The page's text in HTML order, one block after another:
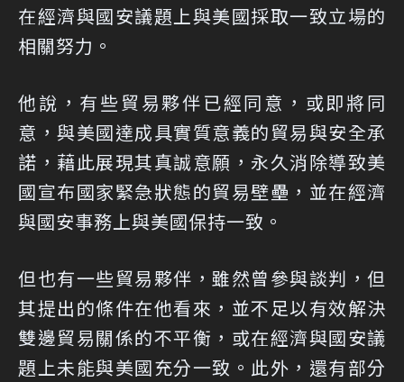
在經濟與國安議題上與美國採取一致立場的
相關努力。
他說，有些貿易夥伴已經同意，或即將同
意，與美國達成具實質意義的貿易與安全承
諾，藉此展現其真誠意願，永久消除導致美
國宣布國家緊急狀態的貿易壁壘，並在經濟
與國安事務上與美國保持一致。
但也有一些貿易夥伴，雖然曾參與談判，但
其提出的條件在他看來，並不足以有效解決
雙邊貿易關係的不平衡，或在經濟與國安議
題上未能與美國充分一致。此外，還有部分